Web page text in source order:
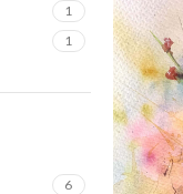
1
1
6